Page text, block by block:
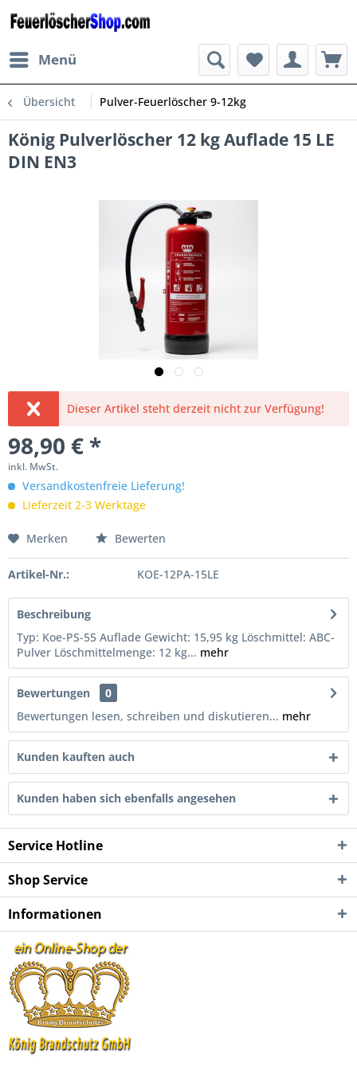
Menü
Übersicht Pulver-Feuerlöscher 9-12kg
König Pulverlöscher 12 kg Auflade 15 LE
DIN EN3
Dieser Artikel steht derzeit nicht zur Verfügung!
98,90 € *
inkl. MwSt.
Versandkostenfreie Lieferung!
Lieferzeit 2-3 Werktage
Merken Bewerten
Artikel-Nr.: KOE-12PA-15LE
Beschreibung
Typ: Koe-PS-55 Auflade Gewicht: 15,95 kg Löschmittel: ABC-
Pulver Löschmittelmenge: 12 kg... mehr
Bewertungen
0
Bewertungen lesen, schreiben und diskutieren... mehr
Kunden kauften auch
Kunden haben sich ebenfalls angesehen
Service Hotline
Shop Service
Informationen